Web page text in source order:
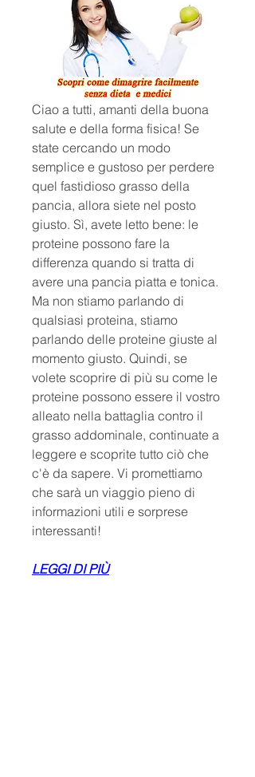
Ciao a tutti, amanti della buona
salute e della forma fisica! Se
state cercando un modo
semplice e gustoso per perdere
quel fastidioso grasso della
pancia, allora siete nel posto
giusto. Sì, avete letto bene: le
proteine ​​possono fare la
differenza quando si tratta di
avere una pancia piatta e tonica.
Ma non stiamo parlando di
qualsiasi proteina, stiamo
parlando delle proteine ​​giuste al
momento giusto. Quindi, se
volete scoprire di più su come le
proteine ​​possono essere il vostro
alleato nella battaglia contro il
grasso addominale, continuate a
leggere e scoprite tutto ciò che
c'è da sapere. Vi promettiamo
che sarà un viaggio pieno di
informazioni utili e sorprese
interessanti!
LEGGI DI PIÙ